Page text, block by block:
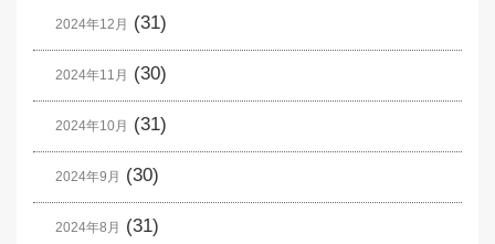
2024年12月 (31)
2024年11月 (30)
2024年10月 (31)
2024年9月 (30)
2024年8月 (31)